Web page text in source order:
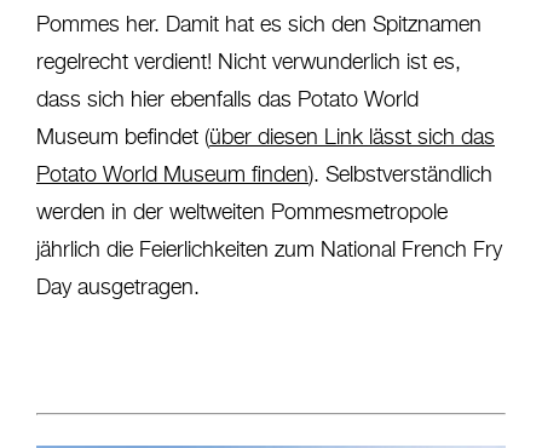
Pommes her. Damit hat es sich den Spitznamen
regelrecht verdient! Nicht verwunderlich ist es,
dass sich hier ebenfalls das Potato World
Museum befindet (über diesen Link lässt sich das
Potato World Museum finden). Selbstverständlich
werden in der weltweiten Pommesmetropole
jährlich die Feierlichkeiten zum National French Fry
Day ausgetragen.